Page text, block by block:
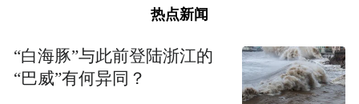
热点新闻
“白海豚”与此前登陆浙江的
“巴威”有何异同？